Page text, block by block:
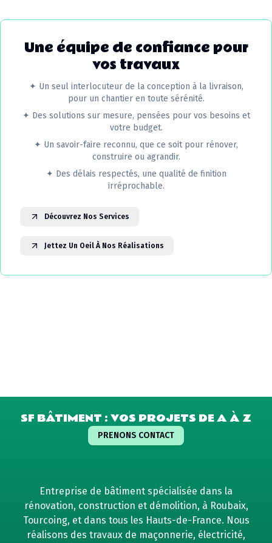
Une équipe de confiance pour
vos travaux
✦ Un seul interlocuteur de la conception à la livraison,
pour un chantier en toute sérénité.
✦ Des solutions sur mesure, pensées pour vos besoins et
votre budget.
✦ Un savoir-faire reconnu, que ce soit pour rénover,
construire ou agrandir.
✦ Des délais respectés, une qualité de finition
irréprochable.
Découvrez Nos Services
Jettez Un Oeil À Nos Réalisations
SF BÂTIMENT : VOS PROJETS DE A À Z
PRENONS CONTACT
Entreprise de bâtiment spécialisée dans la
rénovation, construction et démolition, à Roubaix,
Tourcoing, et dans tous les Hauts-de-France. Nous
réalisons des travaux de maçonnerie, électricité,